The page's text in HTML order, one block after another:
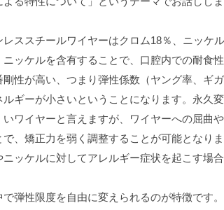
ススチールワイヤーはクロム18％、ニッケル
ッケルを含有することで、口腔内での耐食
性が高い、つまり弾性係数（ヤング率、ギガ
ギーが小さいということになります。永久
ワイヤーと言えますが、ワイヤーへの屈曲
、矯正力を弱く調整することが可能となり
ッケルに対してアレルギー症状を起こす場合
弾性限度を自由に変えられるのが特徴です